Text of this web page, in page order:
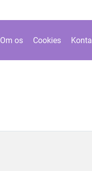
Om os Cookies